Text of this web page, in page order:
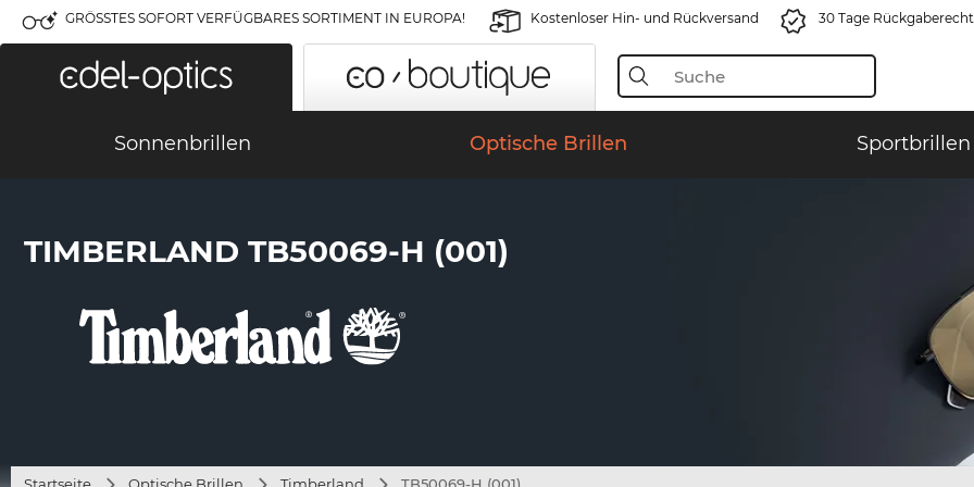
GRÖSSTES SOFORT VERFÜGBARES SORTIMENT IN EUROPA! Kostenloser Hin- und Rückversand 30 Tage Rückgaberecht
Sonnenbrillen Optische Brillen Sportbrillen
TIMBERLAND TB50069-H (001)